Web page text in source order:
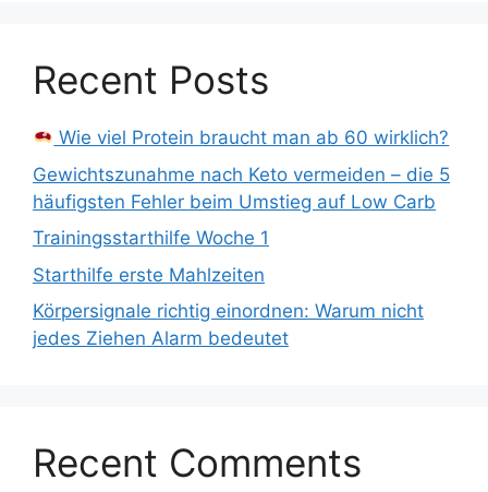
Recent Posts
Wie viel Protein braucht man ab 60 wirklich?
Gewichtszunahme nach Keto vermeiden – die 5
häufigsten Fehler beim Umstieg auf Low Carb
Trainingsstarthilfe Woche 1
Starthilfe erste Mahlzeiten
Körpersignale richtig einordnen: Warum nicht
jedes Ziehen Alarm bedeutet
Recent Comments